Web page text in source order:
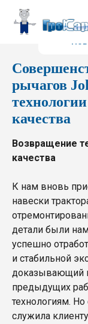
рычагов
качества
Возвращение
качества
К нам вновь
навески
детали были
успешно
и стабильной
доказывающий
предыдущих
технологиям.
служила